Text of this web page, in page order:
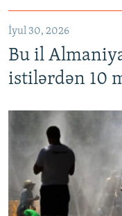
İyul 30, 2026
Bu il
istilərdən 10